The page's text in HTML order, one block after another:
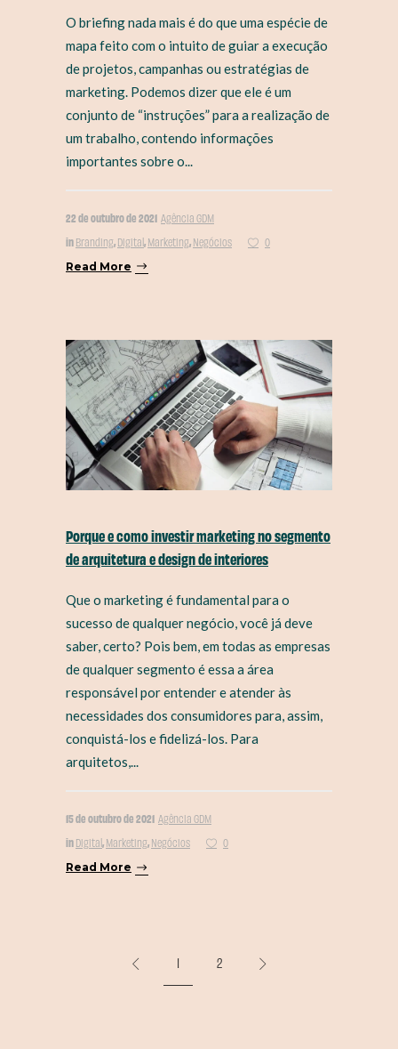
O briefing nada mais é do que uma espécie de
mapa feito com o intuito de guiar a execução
de projetos, campanhas ou estratégias de
marketing. Podemos dizer que ele é um
conjunto de “instruções” para a realização de
um trabalho, contendo informações
importantes sobre o...
22 de outubro de 2021 Agência GDM
in Branding, Digital, Marketing, Negócios
0
Read More
Porque e como investir marketing no segmento
de arquitetura e design de interiores
Que o marketing é fundamental para o
sucesso de qualquer negócio, você já deve
saber, certo? Pois bem, em todas as empresas
de qualquer segmento é essa a área
responsável por entender e atender às
necessidades dos consumidores para, assim,
conquistá-los e fidelizá-los. Para
arquitetos,...
15 de outubro de 2021 Agência GDM
in Digital, Marketing, Negócios
0
Read More
1 2